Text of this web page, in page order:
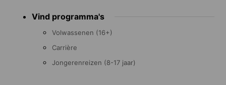
menu Vind programma's
Volwassenen (16+)
Carrière
Jongerenreizen (8-17 jaar)